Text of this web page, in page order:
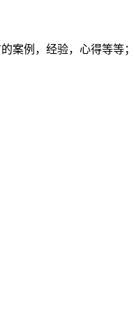
案例，经验，心得等等；